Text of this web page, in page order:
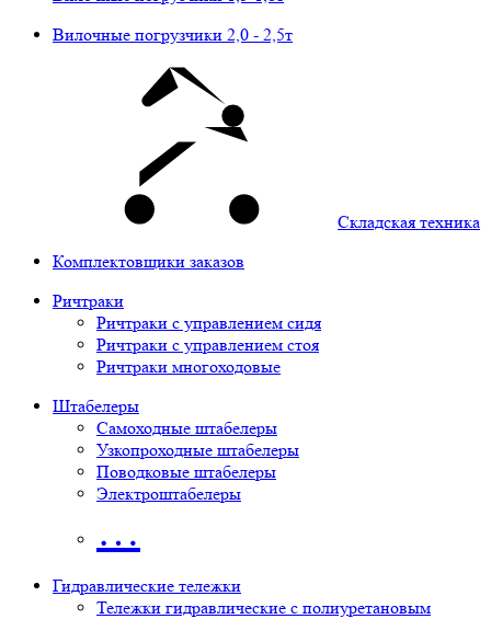
Вилочные погрузчики 2,0 - 2,5т
Складская техника
Комплектовщики заказов
Ричтраки
Ричтраки с управлением сидя
Ричтраки с управлением стоя
Ричтраки многоходовые
Штабелеры
Самоходные штабелеры
Узкопроходные штабелеры
Поводковые штабелеры
Электроштабелеры
…
Гидравлические тележки
Тележки гидравлические с полиуретановым